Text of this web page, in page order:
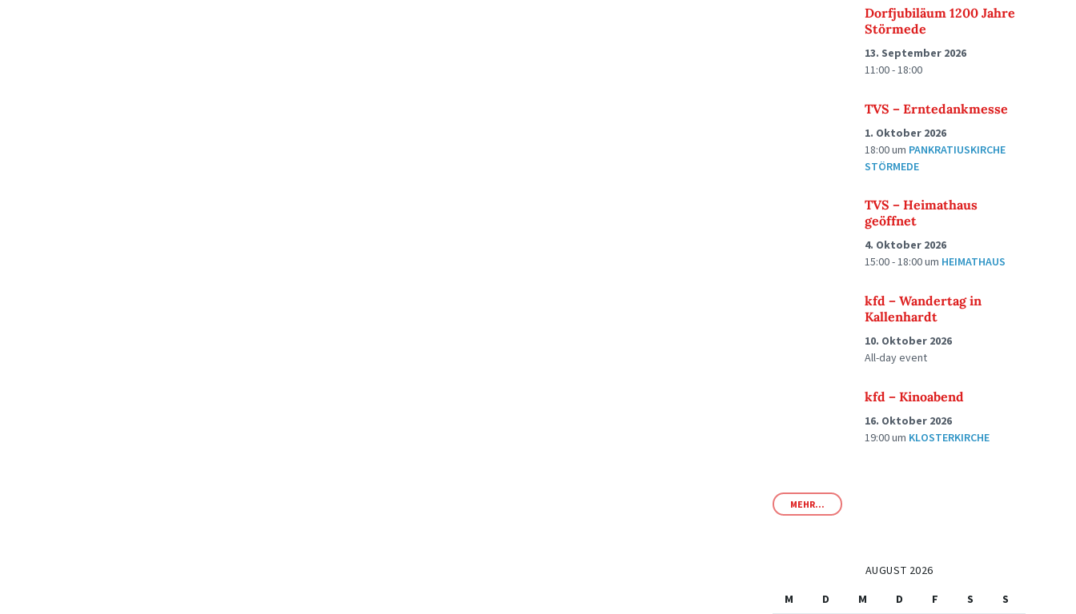
Dorfjubiläum 1200 Jahre
Störmede
13. September 2026
11:00 - 18:00
TVS – Erntedankmesse
1. Oktober 2026
18:00um PANKRATIUSKIRCHE
STÖRMEDE
TVS – Heimathaus
geöffnet
4. Oktober 2026
15:00 - 18:00um HEIMATHAUS
kfd – Wandertag in
Kallenhardt
10. Oktober 2026
All-day event
kfd – Kinoabend
16. Oktober 2026
19:00um KLOSTERKIRCHE
MEHR...
AUGUST 2026
M
D M D F S
S